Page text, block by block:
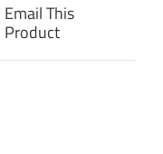
Email This
Product